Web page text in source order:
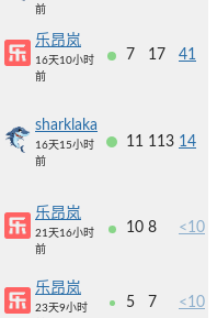
前
乐昂岚
16天10小时
前
7 17 41
sharklaka
16天15小时
前
11 113 14
乐昂岚
21天16小时
前
10 8 <10
乐昂岚
23天9小时
5 7 <10